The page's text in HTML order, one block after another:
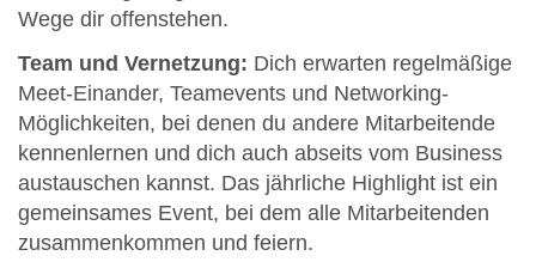
Wege dir offenstehen.
Team und Vernetzung: Dich erwarten regelmäßige
Meet-Einander, Teamevents und Networking-
Möglichkeiten, bei denen du andere Mitarbeitende
kennenlernen und dich auch abseits vom Business
austauschen kannst. Das jährliche Highlight ist ein
gemeinsames Event, bei dem alle Mitarbeitenden
zusammenkommen und feiern.